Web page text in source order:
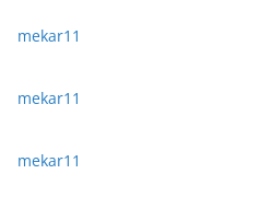
mekar11
mekar11
mekar11